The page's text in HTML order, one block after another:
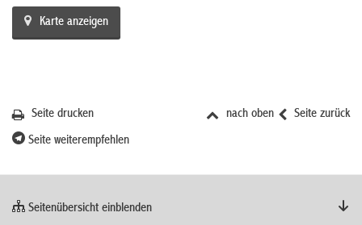
Karte anzeigen
Seite zurück
nach oben
Seite drucken
Seite weiterempfehlen
Seitenübersicht einblenden